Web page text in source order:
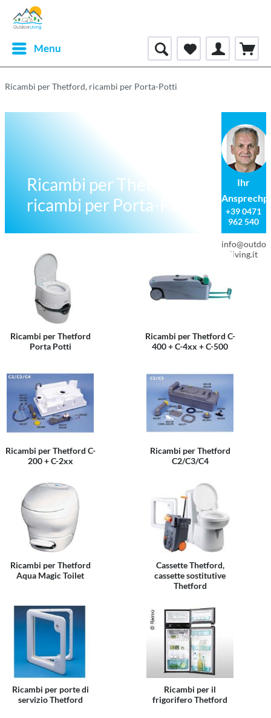
Menu
Ricambi per Thetford, ricambi per Porta-Potti
Ricambi per Thetford,
ricambi per Porta-Potti
Ihr
+39 0471
962 540
living.it
Ricambi per Thetford
Porta Potti
Ricambi per Thetford C-
400 + C-4xx + C-500
Ricambi per Thetford C-
200 + C-2xx
Ricambi per Thetford
C2/C3/C4
Ricambi per Thetford
Aqua Magic Toilet
Cassette Thetford,
cassette sostitutive
Thetford
Ricambi per porte di
servizio Thetford
Ricambi per il
frigorifero Thetford